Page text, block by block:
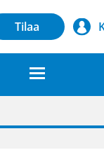
Tilaa